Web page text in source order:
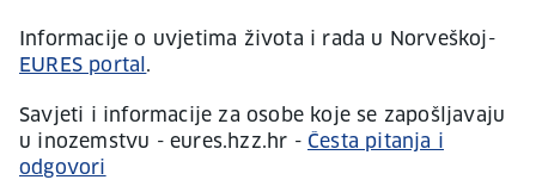
Informacije o uvjetima života i rada u Norveškoj-
EURES portal .
Savjeti i informacije za osobe koje se zapošljavaju
u inozemstvu - eures.hzz.hr - Česta pitanja i
odgovori